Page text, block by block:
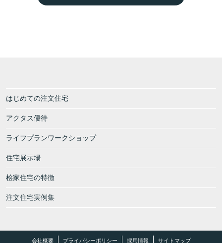
はじめての注文住宅
アクタス優待
ライフプランワークショップ
住宅展示場
桧家住宅の特徴
注文住宅実例集
会社概要 プライバシーポリシー 採用情報 サイトマップ